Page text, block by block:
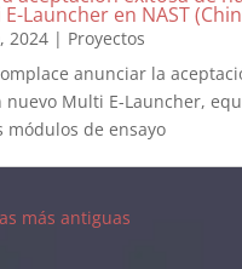
Launcher en NAST
2024| Proyectos
anunciar la
nuevo Multi E-Launcher,
módulos de ensayo
más antiguas